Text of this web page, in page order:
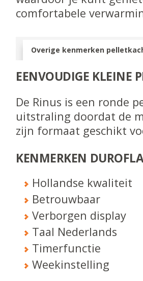
comfortabele
Overige kenmerken
EENVOUDIGE KLEINE
De Rinus is een ronde
uitstraling doordat de
zijn formaat geschikt
KENMERKEN
Hollandse kwaliteit
Betrouwbaar
Verborgen display
Taal Nederlands
Timerfunctie
Weekinstelling